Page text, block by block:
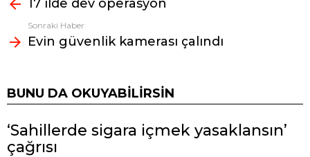
bak
17 ilde dev operasyon
Sonraki Haber
Evin güvenlik kamerası çalındı
BUNU DA OKUYABILIRSIN
‘Sahillerde sigara içmek yasaklansın’
çağrısı